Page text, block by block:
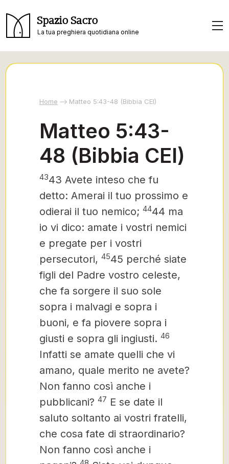
Spazio Sacro
La tua preghiera quotidiana online
Home Matteo 5:43-48 (Bibbia CEI)
Matteo 5:43-
48 (Bibbia CEI)
4343 Avete inteso che fu
detto: Amerai il tuo prossimo e
odierai il tuo nemico; 4444 ma
io vi dico: amate i vostri nemici
e pregate per i vostri
persecutori, 4545 perché siate
figli del Padre vostro celeste,
che fa sorgere il suo sole
sopra i malvagi e sopra i
buoni, e fa piovere sopra i
giusti e sopra gli ingiusti. 46
Infatti se amate quelli che vi
amano, quale merito ne avete?
Non fanno così anche i
pubblicani? 47 E se date il
saluto soltanto ai vostri fratelli,
che cosa fate di straordinario?
Non fanno così anche i